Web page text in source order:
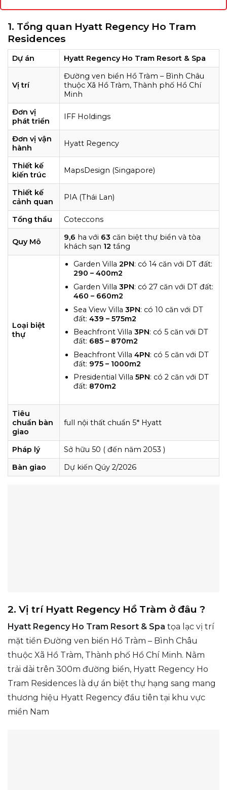
1. Tổng quan Hyatt Regency Ho Tram
Residences
Dự án Hyatt Regency Ho Tram Resort & Spa
Vị trí
Đường ven biển Hồ Tràm – Bình Châu
thuộc Xã Hồ Tràm, Thành phố Hồ Chí
Minh
Đơn vị
phát triển
IFF Holdings
Đơn vị vận
hành
Hyatt Regency
Thiết kế
kiến trúc
MapsDesign (Singapore)
Thiết kế
cảnh quan
PIA (Thái Lan)
Tổng thầu Coteccons
Quy Mô 9,6 ha với 63 căn biệt thự biển và tòa
khách sạn 12 tầng
Loại biệt
thự
Garden Villa 2PN: có 14 căn với DT đất:
290 – 400m2
Garden Villa 3PN: có 27 căn với DT đất:
460 – 660m2
Sea View Villa 3PN: có 10 căn với DT
đất: 439 – 575m2
Beachfront Villa 3PN: có 5 căn với DT
đất: 685 – 870m2
Beachfront Villa 4PN: có 5 căn với DT
đất: 975 – 1000m2
Presidential Villa 5PN: có 2 căn với DT
đất: 870m2
Tiêu
chuẩn bàn
giao
full nội thất chuẩn 5* Hyatt
Pháp lý
Sở hữu 50 ( đến năm 2053 )
Bàn giao
Dự kiến Qúy 2/2026
2. Vị trí Hyatt Regency Hồ Tràm ở đâu ?
Hyatt Regency Ho Tram Resort & Spa tọa lạc vị trí
mặt tiền Đường ven biển Hồ Tràm – Bình Châu
thuộc Xã Hồ Tràm, Thành phố Hồ Chí Minh. Nằm
trải dài trên 300m đường biển, Hyatt Regency Ho
Tram Residences là dự án biệt thự hạng sang mang
thương hiệu Hyatt Regency đầu tiên tại khu vực
miền Nam